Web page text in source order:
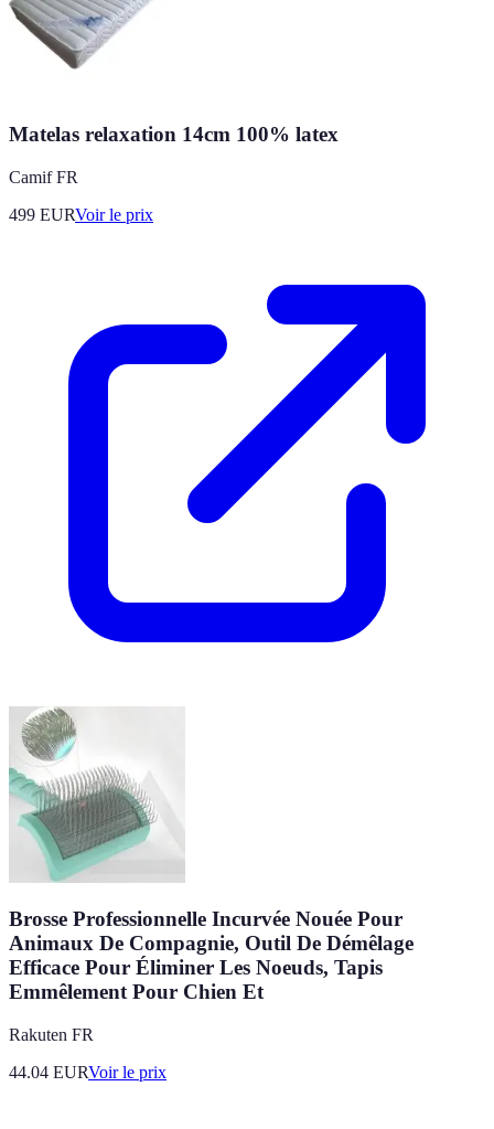
Matelas relaxation 14cm 100% latex
Camif FR
499 EURVoir le prix
Brosse Professionnelle Incurvée Nouée Pour
Animaux De Compagnie, Outil De Démêlage
Efficace Pour Éliminer Les Noeuds, Tapis
Emmêlement Pour Chien Et
Rakuten FR
44.04 EURVoir le prix